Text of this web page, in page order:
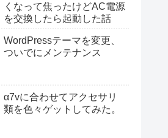
くなって焦ったけどAC電源
を交換したら起動した話
WordPressテーマを変更、
ついでにメンテナンス
α7vに合わせてアクセサリ
類を色々ゲットしてみた。